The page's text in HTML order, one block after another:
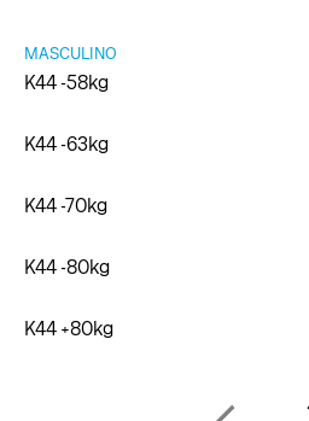
K44 -58kg
MASCULINO
K44 -63kg
K44 -70kg
K44 -80kg
K44 +80kg